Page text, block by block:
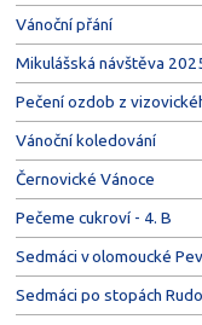
Vánoční přání
Mikulášská návštěva
Pečení ozdob z
Vánoční koledování
Černovické Vánoce
Pečeme cukroví - 4. B
Sedmáci v olomoucké
Sedmáci po stopách